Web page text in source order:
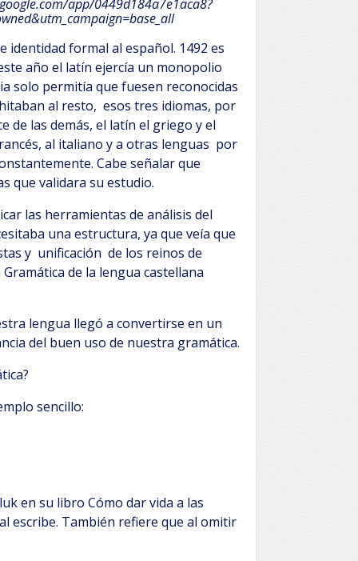
app/0449d184a7e1aca8?
identidad formal al español. 1492 es
año el latín ejercía un monopolio
solo permitía que fuesen reconocidas
al resto, esos tres idiomas, por
de las demás, el latín el griego y el
al italiano y a otras lenguas por
Cabe señalar que
que validara su estudio.
las herramientas de análisis del
una estructura, ya que veía que
y unificación de los reinos de
de la lengua castellana
lengua llegó a convertirse en un
del buen uso de nuestra gramática.
sencillo:
en su libro Cómo dar vida a las
escribe. También refiere que al omitir